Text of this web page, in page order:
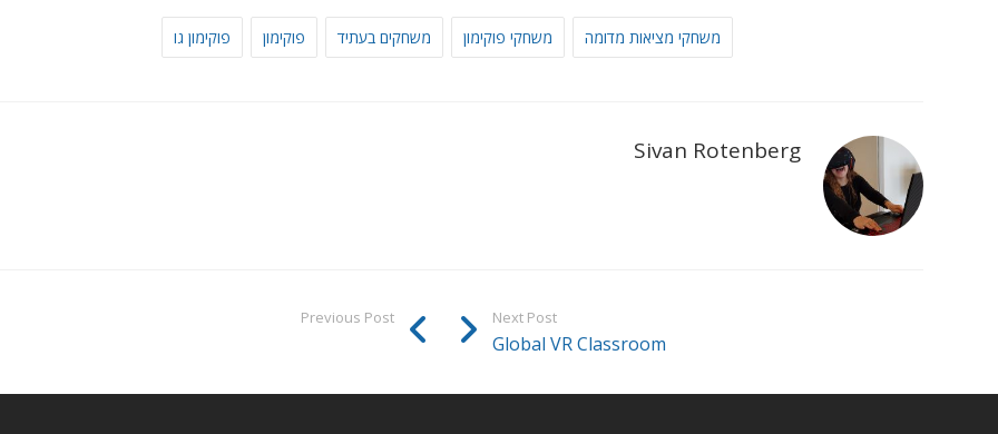
משחקי מציאות מדומה משחקי פוקימון משחקים בעתיד פוקימון פוקימון גו
Sivan Rotenberg
Previous Post Next Post
Global VR Classroom